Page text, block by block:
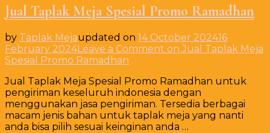
Jual Taplak Meja Spesial Promo Ramadhan
by Taplak Mejaupdated on 14 October 202416
February 2024Leave a Comment on Jual Taplak Meja
Spesial Promo Ramadhan
Jual Taplak Meja Spesial Promo Ramadhan untuk
pengiriman keseluruh indonesia dengan
menggunakan jasa pengiriman. Tersedia berbagai
macam jenis bahan untuk taplak meja yang nanti
anda bisa pilih sesuai keinginan anda …